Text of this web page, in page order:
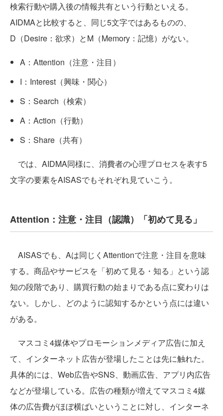
検索行動や購入後の情報共有という行動といえる。
AIDMAと比較すると、同じ5文字ではあるものの、
D（Desire：欲求）とM（Memory：記憶）がない。
A：Attention（注意・注目）
I：Interest（興味・関心）
S：Search（検索）
A：Action（行動）
S：Share（共有）
では、AIDMA同様に、消費者の心理プロセスを表す5
文字の要素をAISASでもそれぞれ見ていこう。
Attention：注意・注目（認識）「初めて見る」
AISASでも、Aは同じくAttentionで注意・注目を意味
する。商品やサービスを「初めて見る・知る」という認
知の段階であり、購買行動の始まりである点に変わりは
ない。しかし、どのように認知するかという点には違い
がある。
マスコミ4媒体やプロモーションメディア広告に加え
て、インターネット広告が登場したことは先に触れた。
具体的には、Web広告やSNS、動画広告、アプリ内広告
などが登場している。広告の種類が増えてマスコミ4媒
体の広告費がほぼ横ばいということに対し、インターネ